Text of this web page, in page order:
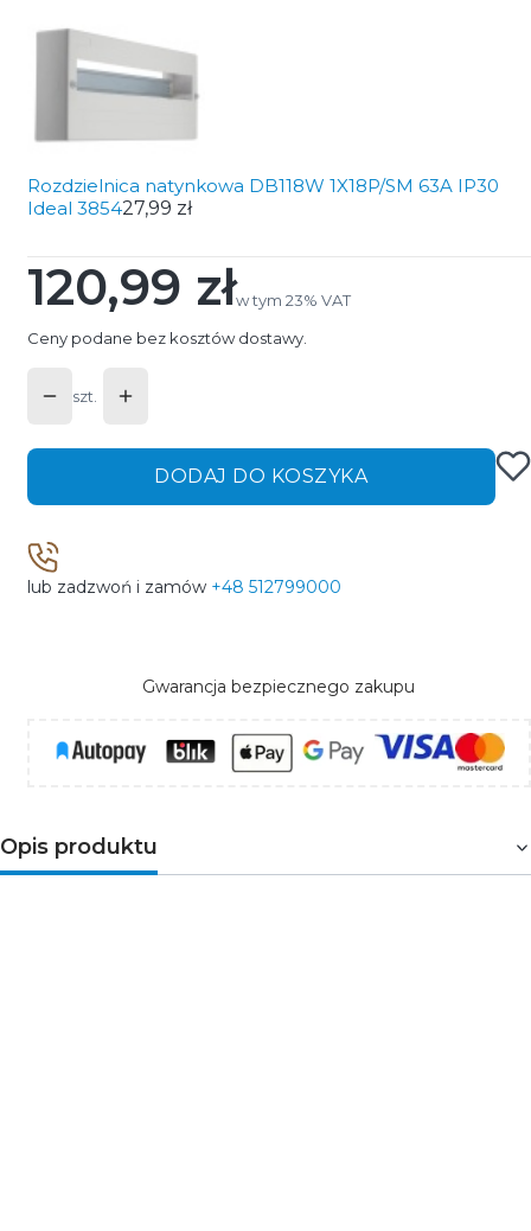
Rozdzielnica natynkowa DB118W 1X18P/SM 63A IP30
Ideal 385427,99 zł
Cena
120,99 złw tym 23% VAT
w tym 23% VAT
Ceny podane bez kosztów dostawy.
szt.
DODAJ DO KOSZYKA
lub zadzwoń i zamów +48 512799000
Gwarancja bezpiecznego zakupu
Opis produktu